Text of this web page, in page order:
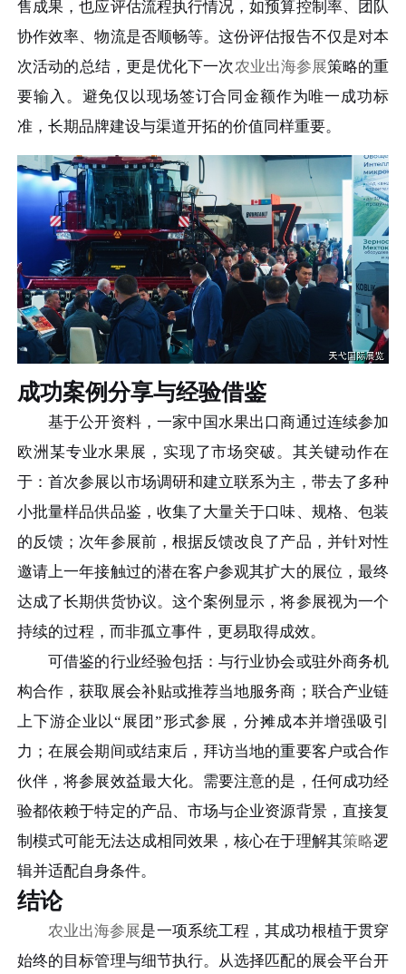
售成果，也应评估流程执行情况，如预算控制率、团队
协作效率、物流是否顺畅等。这份评估报告不仅是对本
次活动的总结，更是优化下一次农业出海参展策略的重
要输入。避免仅以现场签订合同金额作为唯一成功标
准，长期品牌建设与渠道开拓的价值同样重要。
成功案例分享与经验借鉴
基于公开资料，一家中国水果出口商通过连续参加
欧洲某专业水果展，实现了市场突破。其关键动作在
于：首次参展以市场调研和建立联系为主，带去了多种
小批量样品供品鉴，收集了大量关于口味、规格、包装
的反馈；次年参展前，根据反馈改良了产品，并针对性
邀请上一年接触过的潜在客户参观其扩大的展位，最终
达成了长期供货协议。这个案例显示，将参展视为一个
持续的过程，而非孤立事件，更易取得成效。
可借鉴的行业经验包括：与行业协会或驻外商务机
构合作，获取展会补贴或推荐当地服务商；联合产业链
上下游企业以“展团”形式参展，分摊成本并增强吸引
力；在展会期间或结束后，拜访当地的重要客户或合作
伙伴，将参展效益最大化。需要注意的是，任何成功经
验都依赖于特定的产品、市场与企业资源背景，直接复
制模式可能无法达成相同效果，核心在于理解其策略逻
辑并适配自身条件。
结论
农业出海参展是一项系统工程，其成功根植于贯穿
始终的目标管理与细节执行。从选择匹配的展会平台开